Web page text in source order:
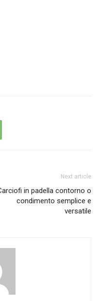
Next article
in padella contorno o
condimento semplice e
versatile